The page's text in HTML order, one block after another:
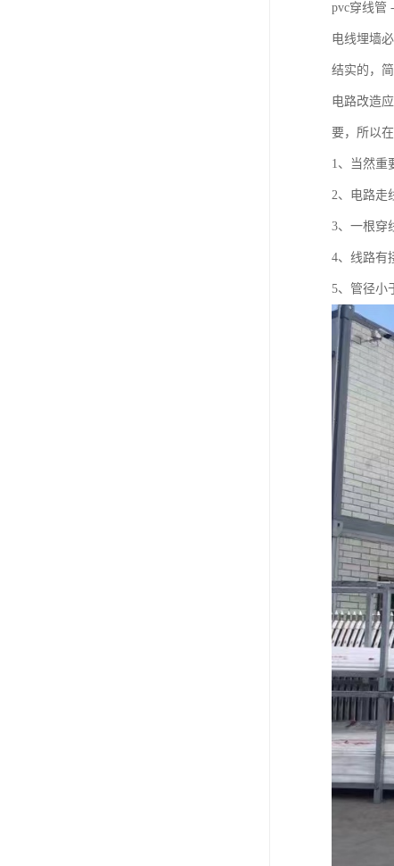
pvc穿线管
电线埋墙
结实的，
电路改造
要，所以
1、当然重
2、电路走
3、一根穿
4、线路有
5、管径小